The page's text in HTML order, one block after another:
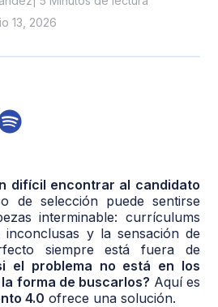
13, 2026
difícil encontrar al candidato
de selección puede sentirse
interminable: currículums
inconclusas y la sensación de
siempre está fuera de
el problema no está en los
forma de buscarlos? Aquí es
4.0 ofrece una solución.